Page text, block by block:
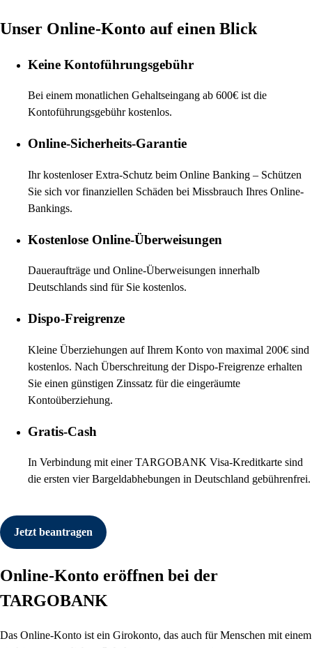
Unser Online-Konto auf einen Blick
Keine Kontoführungsgebühr
Bei einem monatlichen Gehaltseingang ab 600€ ist die
Kontoführungsgebühr kostenlos.
Online-Sicherheits-Garantie
Ihr kostenloser Extra-Schutz beim Online Banking – Schützen
Sie sich vor finanziellen Schäden bei Missbrauch Ihres Online-
Bankings.
Kostenlose Online-Überweisungen
Daueraufträge und Online-Überweisungen innerhalb
Deutschlands sind für Sie kostenlos.
Dispo-Freigrenze
Kleine Überziehungen auf Ihrem Konto von maximal 200€ sind
kostenlos. Nach Überschreitung der Dispo-Freigrenze erhalten
Sie einen günstigen Zinssatz für die eingeräumte
Kontoüberziehung.
Gratis-Cash
In Verbindung mit einer TARGOBANK Visa-Kreditkarte sind
die ersten vier Bargeldabhebungen in Deutschland gebührenfrei.
Jetzt beantragen
Online-Konto eröffnen bei der
TARGOBANK
Das Online-Konto ist ein Girokonto, das auch für Menschen mit einem